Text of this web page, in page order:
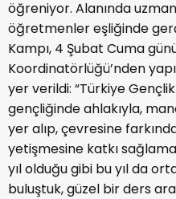
öğreniyor. Alanında
öğretmenler eşliğinde
Kampı, 4 Şubat Cuma
Koordinatörlüğü’nden
yer verildi: “Türkiye
gençliğinde ahlakıyla,
yer alıp, çevresine
yetişmesine katkı
yıl olduğu gibi bu yıl da
buluştuk, güzel bir ders